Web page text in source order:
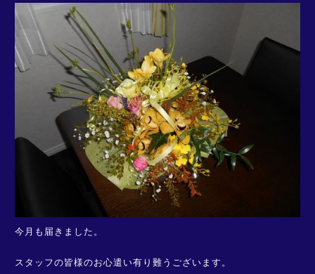
今月も届きました。
スタッフの皆様のお心遣い有り難うございます。